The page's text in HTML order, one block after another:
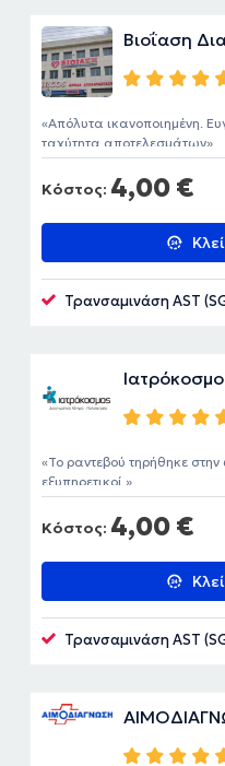
Βιοΐαση
Κόστος: 4,00 €
Απόλυτα ικανοποιημένη.
ταχύτητα αποτελεσμάτων
Τρανσαμινάση AST
Κόστος: 4,00 €
Το ραντεβού τηρήθηκε
εξυπηρετικοί.
Τρανσαμινάση AST